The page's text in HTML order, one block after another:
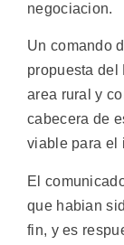
negociacion.
Un comando
propuesta del
area rural y
cabecera de
viable para el
El
que habian
fin, y es